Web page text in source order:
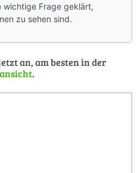
wichtige Frage geklärt,
zu sehen sind.
an, am besten in der
.